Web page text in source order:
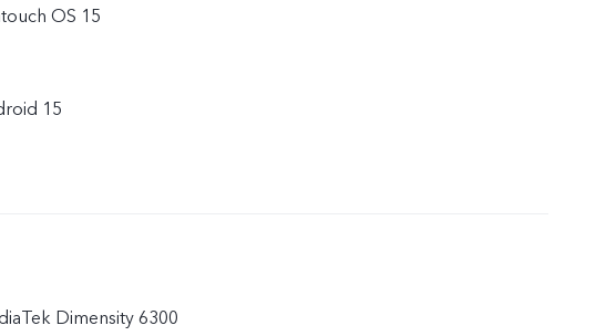
OS 15
15
Dimensity 6300